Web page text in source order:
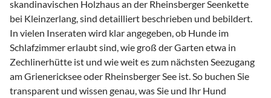
skandinavischen Holzhaus an der Rheinsberger Seenkette
bei Kleinzerlang, sind detailliert beschrieben und bebildert.
In vielen Inseraten wird klar angegeben, ob Hunde im
Schlafzimmer erlaubt sind, wie groß der Garten etwa in
Zechlinerhütte ist und wie weit es zum nächsten Seezugang
am Grienericksee oder Rheinsberger See ist. So buchen Sie
transparent und wissen genau, was Sie und Ihr Hund